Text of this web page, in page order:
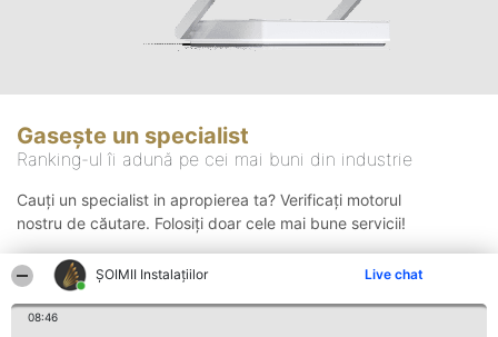
ŞOIMII Instalaţiilor Live chat
08:46
Gasește un specialist
Ranking-ul îi adună pe cei mai buni din industrie
Cauți un specialist in apropierea ta? Verificați motorul
nostru de căutare. Folosiți doar cele mai bune servicii!